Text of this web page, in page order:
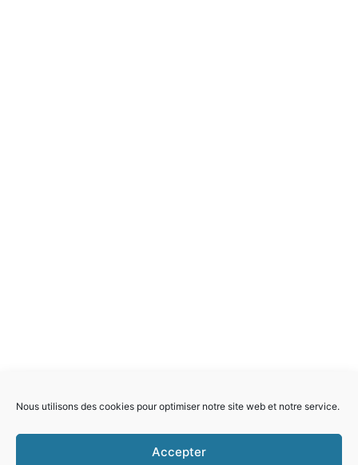
Nous utilisons des cookies pour optimiser notre site web et notre service.
Accepter